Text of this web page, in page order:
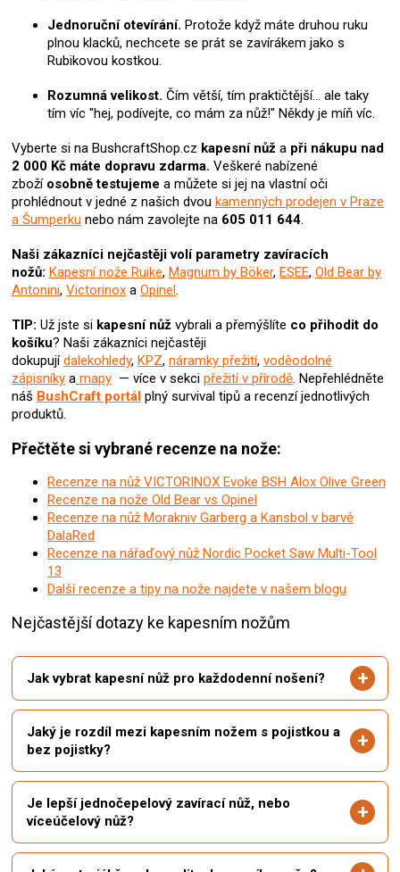
Jednoruční otevírání. Protože když máte druhou ruku
plnou klacků, nechcete se prát se zavírákem jako s
Rubikovou kostkou.
Rozumná velikost. Čím větší, tím praktičtější… ale taky
tím víc "hej, podívejte, co mám za nůž!" Někdy je míň víc.
Vyberte si na BushcraftShop.cz kapesní nůž a při nákupu nad
2 000 Kč máte dopravu zdarma. Veškeré nabízené
zboží osobně testujeme a můžete si jej na vlastní oči
prohlédnout v jedné z našich dvou kamenných prodejen v Praze
a Šumperku nebo nám zavolejte na 605 011 644.
Naši zákazníci nejčastěji volí parametry zavíracích
nožů: Kapesní nože Ruike, Magnum by Böker, ESEE, Old Bear by
Antonini, Victorinox a Opinel.
TIP: Už jste si kapesní nůž vybrali a přemýšlíte co přihodit do
košíku? Naši zákazníci nejčastěji
dokupujídalekohledy, KPZ, náramky přežití, voděodolné
zápisníky a mapy — více v sekci přežití v přírodě. Nepřehlédněte
náš BushCraft portál plný survival tipů a recenzí jednotlivých
produktů.
Přečtěte si vybrané recenze na nože:
Recenze na nůž VICTORINOX Evoke BSH Alox Olive Green
Recenze na nože Old Bear vs Opinel
Recenze na nůž Morakniv Garberg a Kansbol v barvě
DalaRed
Recenze na nářaďový nůž Nordic Pocket Saw Multi-Tool
13
Další recenze a tipy na nože najdete v našem blogu
Nejčastější dotazy ke kapesním nožům
Jak vybrat kapesní nůž pro každodenní nošení?
Jaký je rozdíl mezi kapesním nožem s pojistkou a
bez pojistky?
Je lepší jednočepelový zavírací nůž, nebo
víceúčelový nůž?